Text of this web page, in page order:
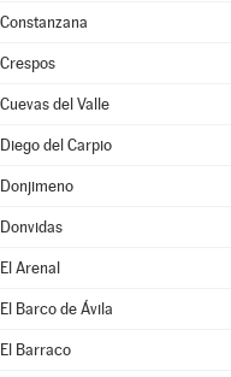
Constanzana
Crespos
Cuevas del Valle
Diego del Carpio
Donjimeno
Donvidas
El Arenal
El Barco de Ávila
El Barraco